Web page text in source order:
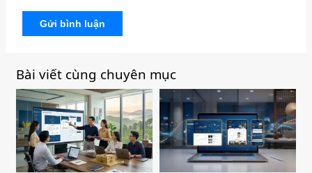
Gửi bình luận
Bài viết cùng chuyên mục